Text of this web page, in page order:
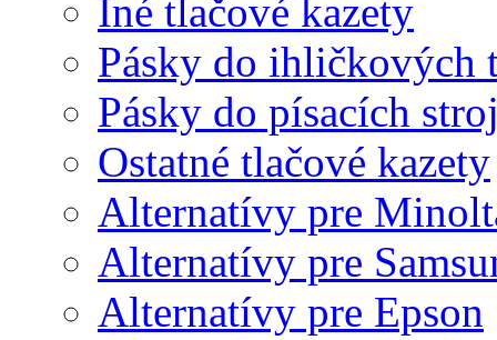
Iné tlačové kazety
Pásky do ihličkových
Pásky do písacích
Ostatné tlačové kazety
Alternatívy pre
Alternatívy pre
Alternatívy pre Epson